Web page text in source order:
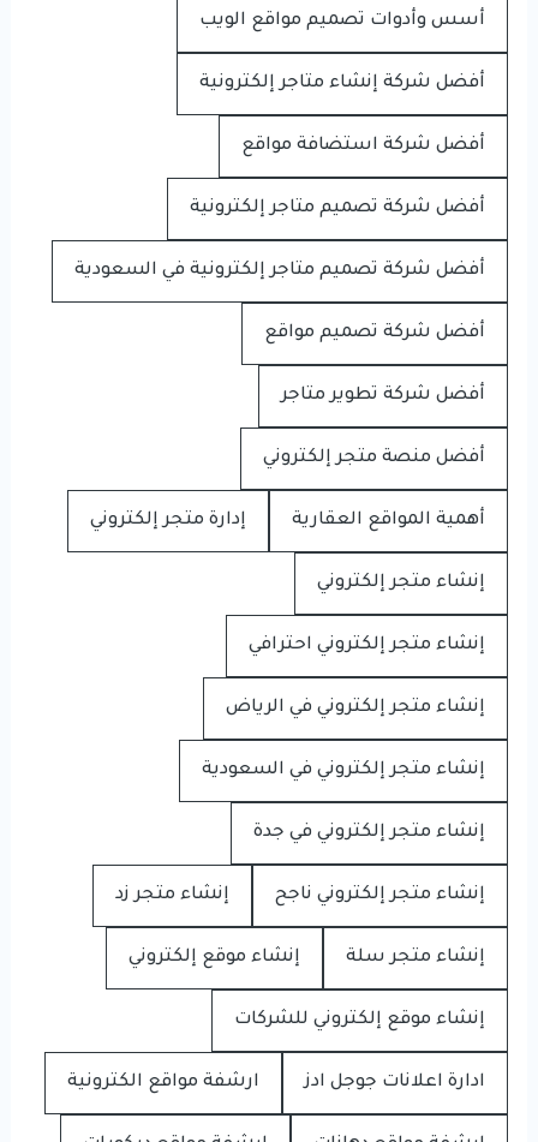
أسس وأدوات تصميم مواقع الويب
أفضل شركة إنشاء متاجر إلكترونية
أفضل شركة استضافة مواقع
أفضل شركة تصميم متاجر إلكترونية
أفضل شركة تصميم متاجر إلكترونية في السعودية
أفضل شركة تصميم مواقع
أفضل شركة تطوير متاجر
أفضل منصة متجر إلكتروني
أهمية المواقع العقارية إدارة متجر إلكتروني
إنشاء متجر إلكتروني
إنشاء متجر إلكتروني احترافي
إنشاء متجر إلكتروني في الرياض
إنشاء متجر إلكتروني في السعودية
إنشاء متجر إلكتروني في جدة
إنشاء متجر إلكتروني ناجح إنشاء متجر زد
إنشاء متجر سلة إنشاء موقع إلكتروني
إنشاء موقع إلكتروني للشركات
ادارة اعلانات جوجل ادز ارشفة مواقع الكترونية